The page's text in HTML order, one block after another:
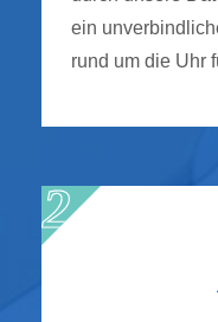
ein
rund um die Uhr